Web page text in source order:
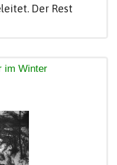
Der Rest
im Winter